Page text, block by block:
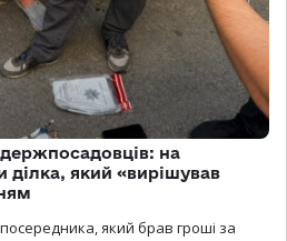
на
ділка, який «вирішував
який брав гроші за